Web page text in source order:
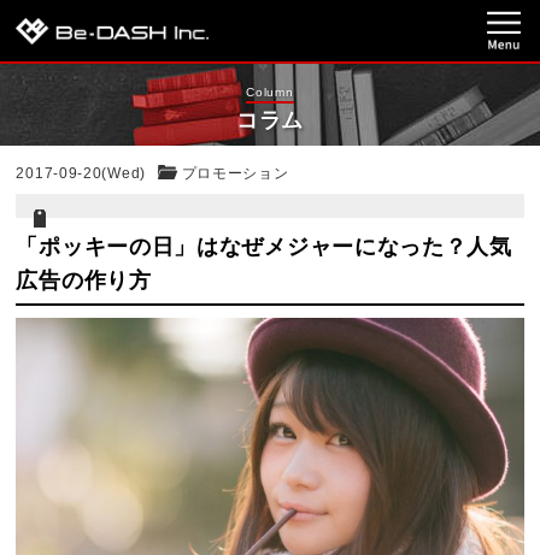
Column
コラム
2017-09-20(Wed) プロモーション
「ポッキーの日」はなぜメジャーになった？人気
広告の作り方